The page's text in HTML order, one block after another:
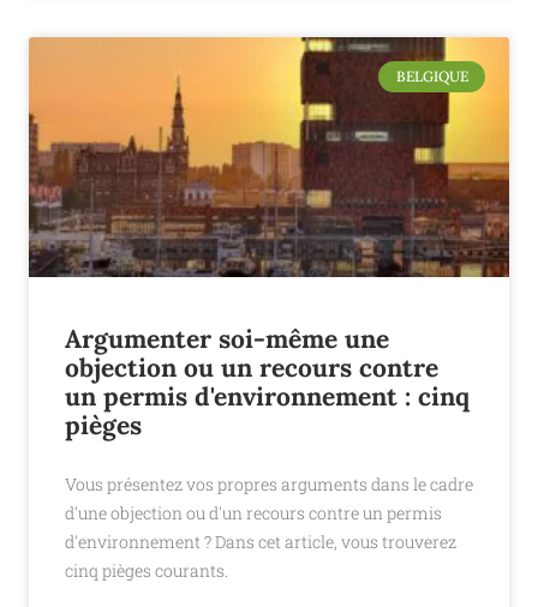
BELGIQUE
Argumenter soi-même une
objection ou un recours contre
un permis d'environnement : cinq
pièges
Vous présentez vos propres arguments dans le cadre
d'une objection ou d'un recours contre un permis
d'environnement ? Dans cet article, vous trouverez
cinq pièges courants.